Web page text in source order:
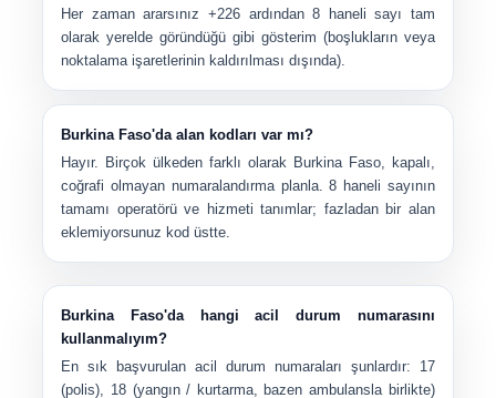
Her zaman ararsınız +226ardından8 haneli sayı tam
olarak yerelde göründüğü gibi gösterim (boşlukların veya
noktalama işaretlerinin kaldırılması dışında).
Burkina Faso'da alan kodları var mı?
Hayır. Birçok ülkeden farklı olarak Burkina Faso, kapalı,
coğrafi olmayan numaralandırma planla. 8 haneli sayının
tamamı operatörü ve hizmeti tanımlar; fazladan bir alan
eklemiyorsunuz kod üstte.
Burkina Faso'da hangi acil durum numarasını
kullanmalıyım?
En sık başvurulan acil durum numaraları şunlardır: 17
(polis), 18 (yangın / kurtarma, bazen ambulansla birlikte)